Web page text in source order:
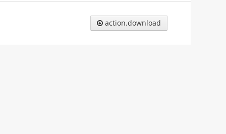
action.download